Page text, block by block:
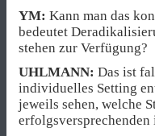
YM: Kann man das
bedeutet
stehen zur Verfügung?
UHLMANN: Das ist
individuelles Setting
jeweils sehen, welche
erfolgsversprechenden